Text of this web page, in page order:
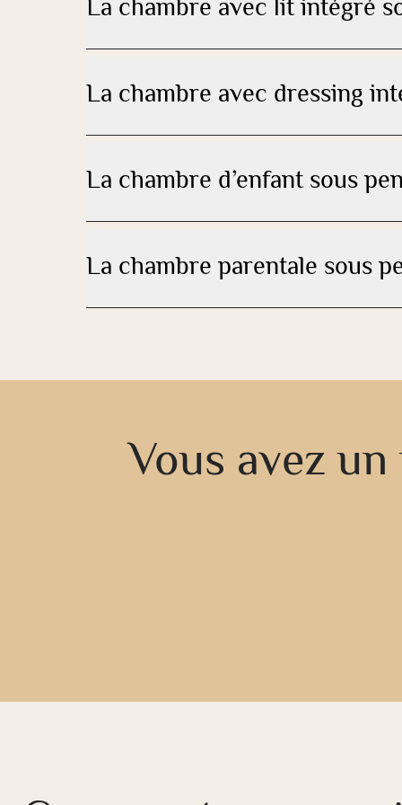
La chambre avec lit intégré
La chambre avec dressing
La chambre d’enfant sous
La chambre parentale sous
Vous avez